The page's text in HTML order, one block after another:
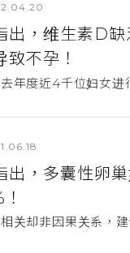
出，维生素D缺
不孕！
年度近4千位妇女进
出，多囊性卵
关却非因果关系，